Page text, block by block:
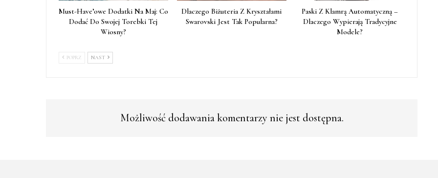
Must-Have’owe Dodatki Na Maj: Co
Dodać Do Swojej Torebki Tej
Wiosny?
Dlaczego Biżuteria Z Kryształami
Swarovski Jest Tak Popularna?
Paski Z Klamrą Automatyczną –
Dlaczego Wypierają Tradycyjne
Modele?
POPRZ NAST
Możliwość dodawania komentarzy nie jest dostępna.